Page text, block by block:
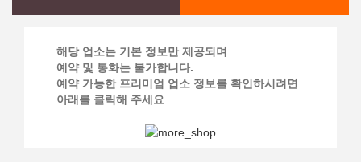
해당 업소는 기본 정보만 제공되며
예약 및 통화는 불가합니다.
예약 가능한 프리미엄 업소 정보를 확인하시려면
아래를 클릭해 주세요